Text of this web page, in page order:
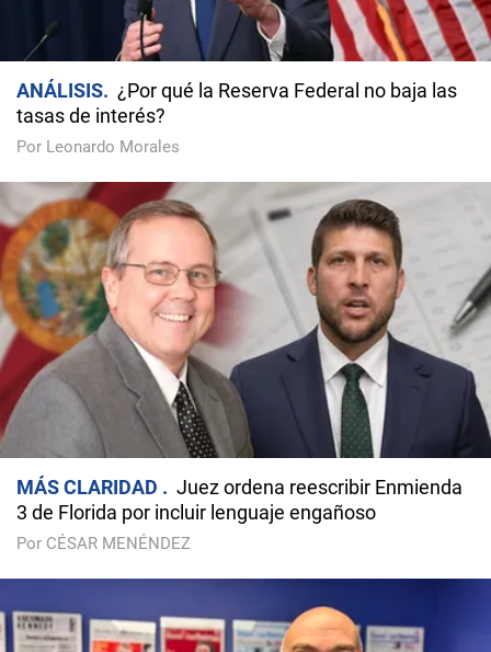
ANÁLISIS
¿Por qué la Reserva Federal no baja las
tasas de interés?
Por Leonardo Morales
MÁS CLARIDAD
Juez ordena reescribir Enmienda
3 de Florida por incluir lenguaje engañoso
Por CÉSAR MENÉNDEZ